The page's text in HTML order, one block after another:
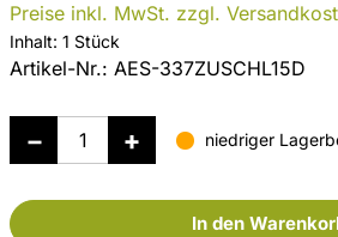
Preise inkl. MwSt. zzgl.
Inhalt: 1 Stück
Artikel-Nr.: AES-337ZUSCHL15D
niedriger
In den